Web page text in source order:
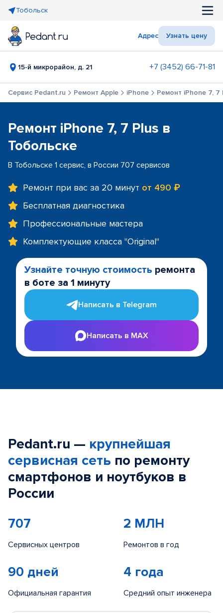
Тобольск
Адрес Узнать цену
15-й микрорайон, д. 21 +7 (3452) 66-71-81
Сервис Pedant.ru Ремонт Apple iPhone Ремонт iPhone 7, 7
Ремонт iPhone 7, 7 Plus в
Тобольске
В Тобольске 1 сервис, в России 707 сервисов
Ремонт при вас за 20 минут от 490 ₽
Бесплатная диагностика
Профессиональные мастера
Комплектующие класса "Original"
Узнайте точную стоимость ремонта
в боте за 1 минуту
Написать в Telegram
Написать в MAX
Pedant.ru — крупнейшая
сервисная сеть по ремонту
смартфонов и ноутбуков в
России
707
Сервисных центров
2 МЛН
Ремонтов в год
90 дней
Официальная гарантия
4 года
Средний опыт инженера